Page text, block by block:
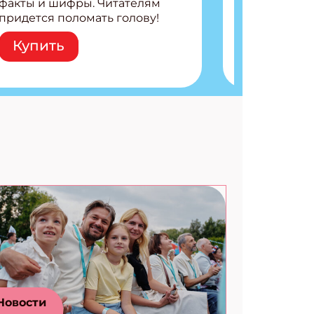
и шифры. Читателям
придется поломать голову!
Внутри: Шифры и
расшифровки Плетем
запутанные поделки
коды 3 комикса
Купить